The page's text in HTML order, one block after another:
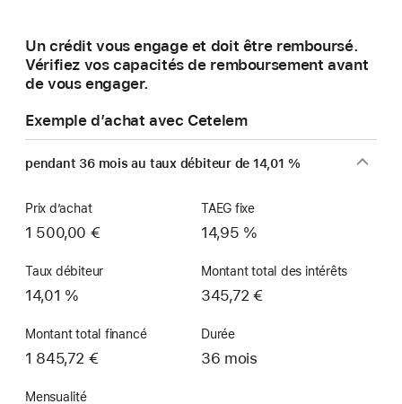
fenêtre)
Un crédit vous engage et doit être remboursé.
Vérifiez vos capacités de remboursement avant
de vous engager.
Exemple d’achat avec Cetelem
pendant 36 mois au taux débiteur de 14,01 %
Prix d’achat
1 500,00 €
TAEG fixe
14,95 %
Taux débiteur
14,01 %
Montant total des intérêts
345,72 €
Montant total financé
1 845,72 €
Durée
36 mois
Mensualité